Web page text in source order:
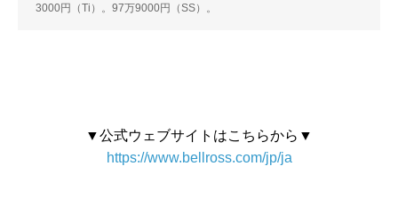
3000円（Ti）。97万9000円（SS）。
▼公式ウェブサイトはこちらから▼
https://www.bellross.com/jp/ja